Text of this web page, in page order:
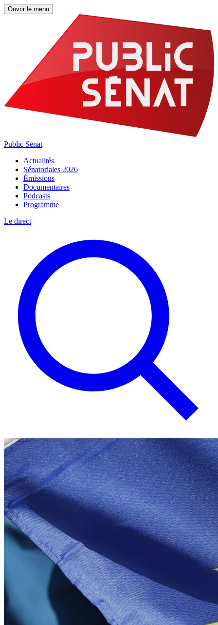
Ouvrir le menu
Public Sénat
Actualités
Sénatoriales 2026
Émissions
Documentaires
Podcasts
Programme
Le direct